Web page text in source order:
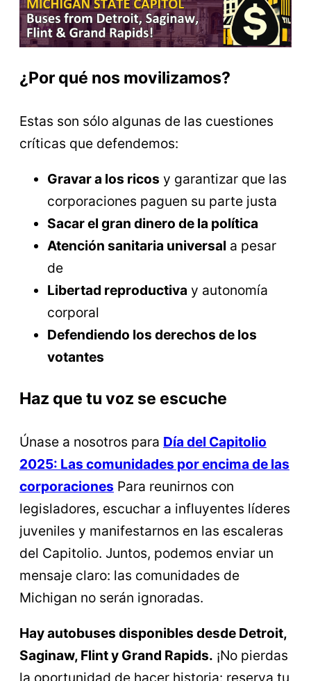
¿Por qué nos movilizamos?
Estas son sólo algunas de las cuestiones
críticas que defendemos:
Gravar a los ricos y garantizar que las
corporaciones paguen su parte justa
Sacar el gran dinero de la política
Atención sanitaria universal a pesar
de
Libertad reproductiva y autonomía
corporal
Defendiendo los derechos de los
votantes
Haz que tu voz se escuche
Únase a nosotros para Día del Capitolio
2025: Las comunidades por encima de las
corporaciones Para reunirnos con
legisladores, escuchar a influyentes líderes
juveniles y manifestarnos en las escaleras
del Capitolio. Juntos, podemos enviar un
mensaje claro: las comunidades de
Michigan no serán ignoradas.
Hay autobuses disponibles desde Detroit,
Saginaw, Flint y Grand Rapids. ¡No pierdas